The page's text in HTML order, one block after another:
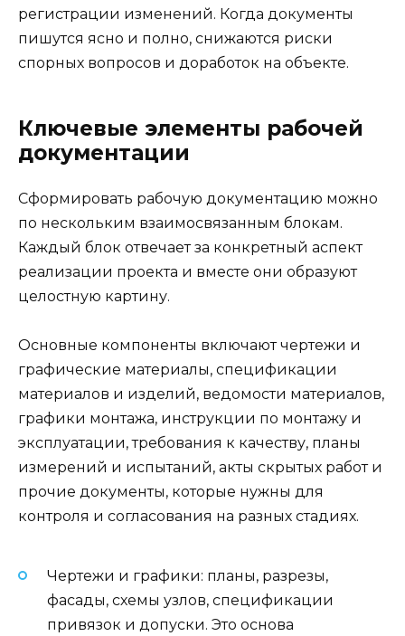
регистрации изменений. Когда документы
пишутся ясно и полно, снижаются риски
спорных вопросов и доработок на объекте.
Ключевые элементы рабочей
документации
Сформировать рабочую документацию можно
по нескольким взаимосвязанным блокам.
Каждый блок отвечает за конкретный аспект
реализации проекта и вместе они образуют
целостную картину.
Основные компоненты включают чертежи и
графические материалы, спецификации
материалов и изделий, ведомости материалов,
графики монтажа, инструкции по монтажу и
эксплуатации, требования к качеству, планы
измерений и испытаний, акты скрытых работ и
прочие документы, которые нужны для
контроля и согласования на разных стадиях.
Чертежи и графики: планы, разрезы,
фасады, схемы узлов, спецификации
привязок и допуски. Это основа